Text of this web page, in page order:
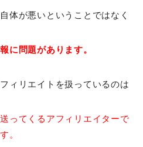
体が悪いということではなく
に問題があります。
ィリエイトを扱っているのは
ってくるアフィリエイターで
。